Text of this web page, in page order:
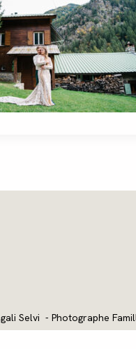
Selvi - Photographe